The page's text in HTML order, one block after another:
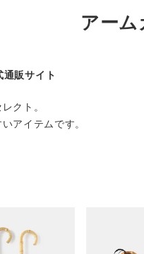
アーム
販サイト
クト。
アイテムです。